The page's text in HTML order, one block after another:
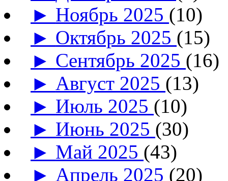
► Ноябрь 2025 (10)
► Октябрь 2025 (15)
► Сентябрь 2025 (16)
► Август 2025 (13)
► Июль 2025 (10)
► Июнь 2025 (30)
► Май 2025 (43)
► Апрель 2025 (20)